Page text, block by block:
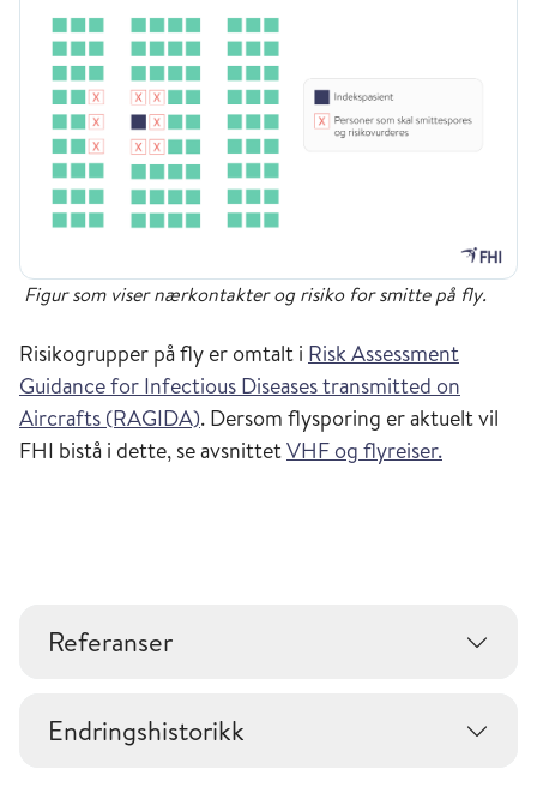
Figur som viser nærkontakter og risiko for smitte på fly.
Risikogrupper på fly er omtalt i Risk Assessment
Guidance for Infectious Diseases transmitted on
Aircrafts (RAGIDA). Dersom flysporing er aktuelt vil
FHI bistå i dette, se avsnittetVHF og flyreiser.
Referanser
Endringshistorikk